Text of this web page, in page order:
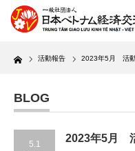
Home 活動報告 2023年5月 活
BLOG
5.1
2023年5月